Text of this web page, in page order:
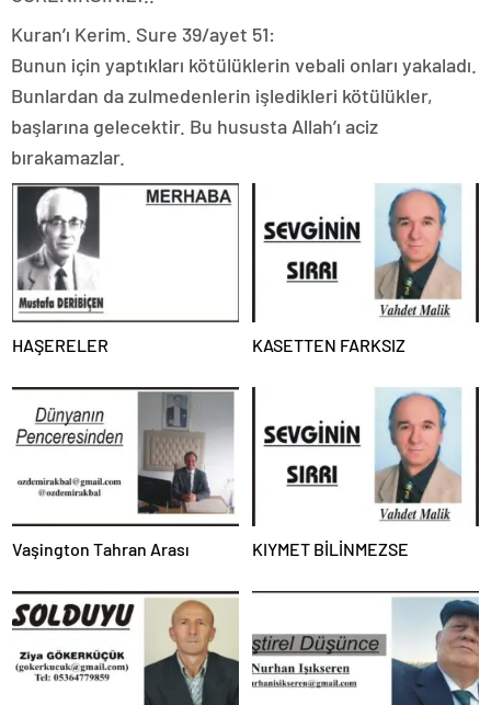
Kuran’ı Kerim. Sure 39/ayet 51:
Bunun için yaptıkları kötülüklerin vebali onları yakaladı.
Bunlardan da zulmedenlerin işledikleri kötülükler,
başlarına gelecektir. Bu hususta Allah’ı aciz
bırakamazlar.
HAŞERELER KASETTEN FARKSIZ
Vaşington Tahran Arası KIYMET BİLİNMEZSE